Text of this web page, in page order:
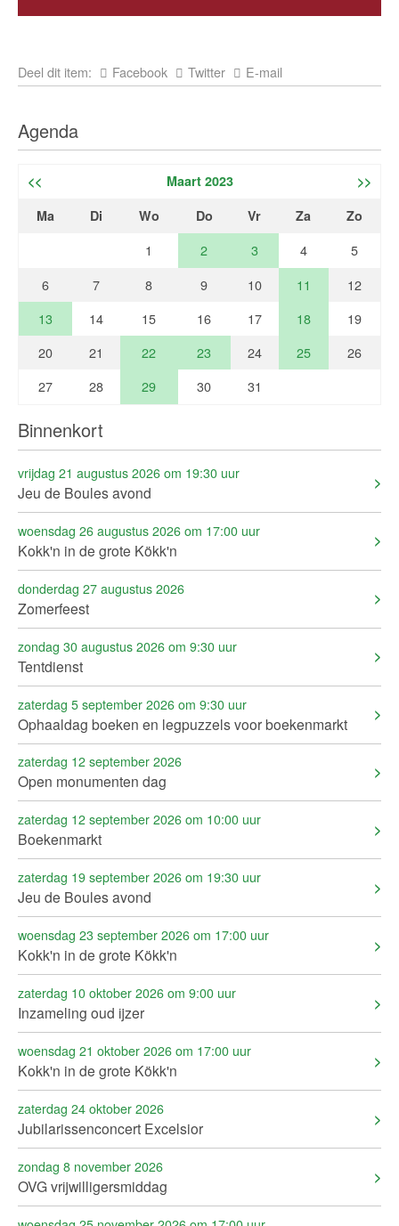
Deel dit item: Facebook Twitter E-mail
Agenda
<< Maart 2023
>>
Ma
Di Wo Do Vr Za Zo
1 2 3 4
5
6
7 8 9 10 11
12
13
14 15 16 17 18
19
20
21 22 23 24 25
26
27
28 29 30 31
Binnenkort
vrijdag 21 augustus 2026 om 19:30 uur
Jeu de Boules avond
woensdag 26 augustus 2026 om 17:00 uur
Kokk'n in de grote Kökk'n
donderdag 27 augustus 2026
Zomerfeest
zondag 30 augustus 2026 om 9:30 uur
Tentdienst
zaterdag 5 september 2026 om 9:30 uur
Ophaaldag boeken en legpuzzels voor boekenmarkt
zaterdag 12 september 2026
Open monumenten dag
zaterdag 12 september 2026 om 10:00 uur
Boekenmarkt
zaterdag 19 september 2026 om 19:30 uur
Jeu de Boules avond
woensdag 23 september 2026 om 17:00 uur
Kokk'n in de grote Kökk'n
zaterdag 10 oktober 2026 om 9:00 uur
Inzameling oud ijzer
woensdag 21 oktober 2026 om 17:00 uur
Kokk'n in de grote Kökk'n
zaterdag 24 oktober 2026
Jubilarissenconcert Excelsior
zondag 8 november 2026
OVG vrijwilligersmiddag